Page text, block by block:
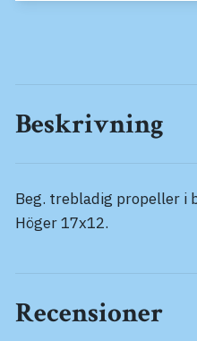
Beskrivning
Beg. trebladig propeller i
Höger 17x12.
Recensioner